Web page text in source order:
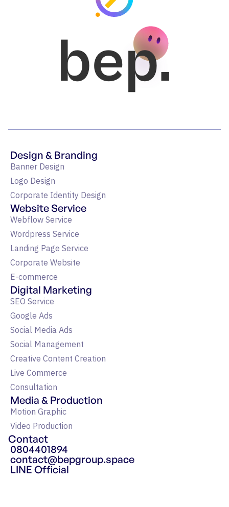
bep.
Design & Branding
Banner Design
Logo Design
Corporate Identity Design
Website Service
Webflow Service
Wordpress Service
Landing Page Service
Corporate Website
E-commerce
Digital Marketing
SEO Service
Google Ads
Social Media Ads
Social Management
Creative Content Creation
Live Commerce
Consultation
Media & Production
Motion Graphic
Video Production
Contact
0804401894
contact@bepgroup.space
LINE Official